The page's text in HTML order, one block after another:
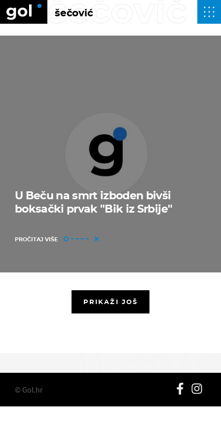
šečović
šečović
U Beču na smrt izboden bivši
boksački prvak "Bik iz Srbije"
PROČITAJ VIŠE
PRIKAŽI JOŠ
© Gol.hr